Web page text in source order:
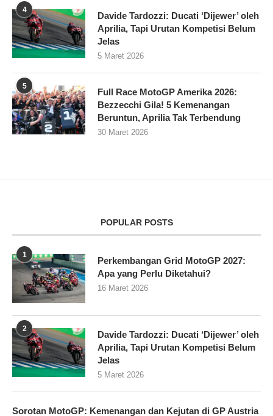
4
Davide Tardozzi: Ducati ‘Dijewer’ oleh
Aprilia, Tapi Urutan Kompetisi Belum
Jelas
5 Maret 2026
5
Full Race MotoGP Amerika 2026:
Bezzecchi Gila! 5 Kemenangan
Beruntun, Aprilia Tak Terbendung
30 Maret 2026
POPULAR POSTS
1
Perkembangan Grid MotoGP 2027:
Apa yang Perlu Diketahui?
16 Maret 2026
2
Davide Tardozzi: Ducati ‘Dijewer’ oleh
Aprilia, Tapi Urutan Kompetisi Belum
Jelas
5 Maret 2026
Sorotan MotoGP: Kemenangan dan Kejutan di GP Austria